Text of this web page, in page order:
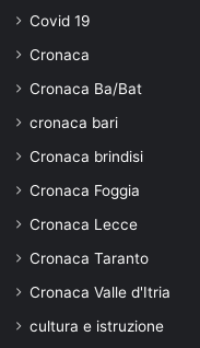
Covid 19
Cronaca
Cronaca Ba/Bat
cronaca bari
Cronaca brindisi
Cronaca Foggia
Cronaca Lecce
Cronaca Taranto
Cronaca Valle d'Itria
cultura e istruzione